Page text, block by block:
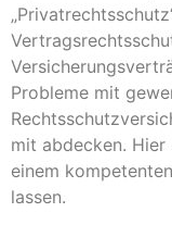
Probleme mit
mit abdecken. Hier
einem
lassen.